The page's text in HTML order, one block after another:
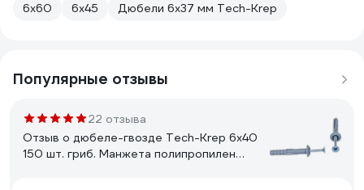
6х60
6х45 Дюбели 6х37 мм Tech-Krep
Популярные отзывы
22 отзыва
Отзыв о дюбеле-гвозде Tech-Krep 6х40
150 шт. гриб. Манжета полипропилен